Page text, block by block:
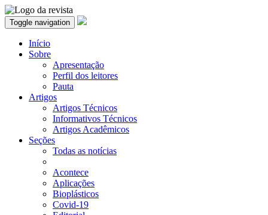
Toggle navigation
Início
Sobre
Apresentação
Perfil dos leitores
Pauta
Artigos
Artigos Técnicos
Informativos Técnicos
Artigos Acadêmicos
Seções
Todas as notícias
Acontece
Aplicações
Bioplásticos
Covid-19